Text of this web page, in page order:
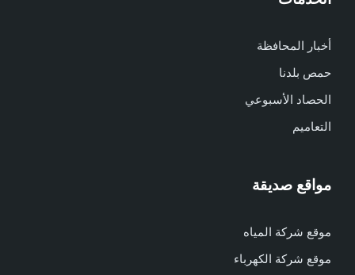
أخبار المحافظة
حمص بلدنا
الحصاد الأسبوعي
التعاميم
مواقع صديقة
موقع شركة المياه
موقع شركة الكهرباء